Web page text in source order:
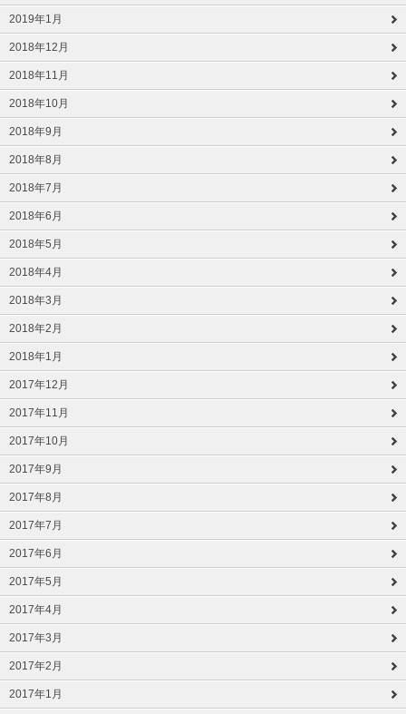
2019年1月
2018年12月
2018年11月
2018年10月
2018年9月
2018年8月
2018年7月
2018年6月
2018年5月
2018年4月
2018年3月
2018年2月
2018年1月
2017年12月
2017年11月
2017年10月
2017年9月
2017年8月
2017年7月
2017年6月
2017年5月
2017年4月
2017年3月
2017年2月
2017年1月